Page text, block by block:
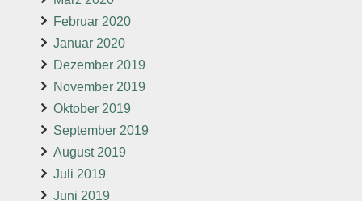
Februar 2020
Januar 2020
Dezember 2019
November 2019
Oktober 2019
September 2019
August 2019
Juli 2019
Juni 2019